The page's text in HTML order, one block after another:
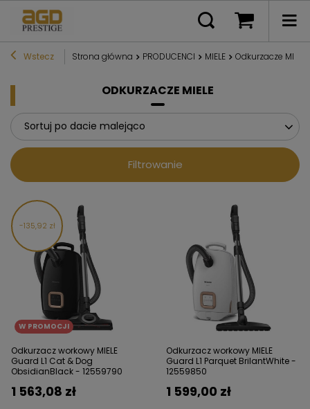
Wstecz Strona główna PRODUCENCI MIELE Odkurzacze MIELE
ODKURZACZE MIELE
Sortuj po dacie malejąco
Filtrowanie
135,92 zł
W PROMOCJI
Odkurzacz workowy MIELE
Guard L1 Cat & Dog
ObsidianBlack - 12559790
1 563,08 zł
Odkurzacz workowy MIELE
Guard L1 Parquet BrilantWhite -
12559850
1 599,00 zł